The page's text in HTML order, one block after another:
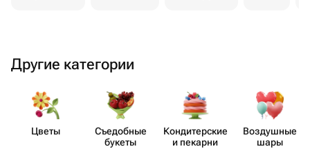
Другие категории
Цветы
Съедобные
букеты
Кондит​ерские
и пекарни
Воздушные
шары